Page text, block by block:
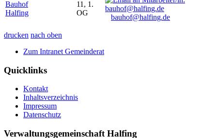
Bauhof
Halfing
11, 1.
OG
bauhof@halfing.de
drucken nach oben
Zum Intranet Gemeinderat
Quicklinks
Kontakt
Inhaltsverzeichnis
Impressum
Datenschutz
Verwaltungsgemeinschaft Halfing